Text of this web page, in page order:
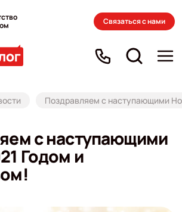
Связаться с нами
Поздравляем с наступающими
с наступающими
Годом и